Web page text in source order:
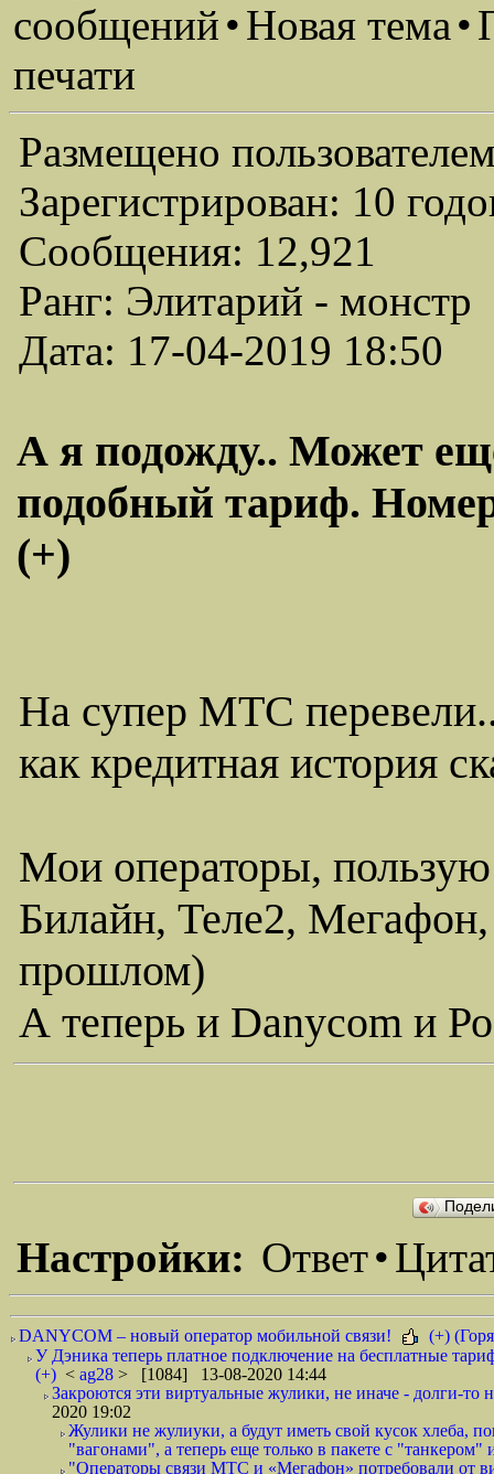
сообщений•Новая тема•
печати
Размещено
Зарегистрирован: 10
Сообщения: 12,921
Ранг: Элитарий - монстр
Дата: 17-04-2019 18:50
А я подожду.. Может
подобный тариф.
(+)
На супер МТС
как кредитная история
Мои операторы,
Билайн, Теле2,
прошлом)
А теперь и Danycom и
Настройки: Ответ•
DANYCOM – новый оператор мобильной связи!
(+)
У Дэника теперь платное подключение на бесплатные
(+) < ag28 > [1084] 13-08-2020 14:44
Закроются эти виртуальные жулики, не иначе - долги-то
2020 19:02
Жулики не жулиуки, а будут иметь свой кусок хлеба,
"вагонами", а теперь еще только в пакете с
"Операторы связи МТС и «Мегафон» потребовали от